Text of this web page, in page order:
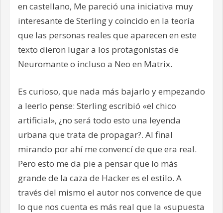
en castellano, Me pareció una iniciativa muy
interesante de Sterling y coincido en la teoría
que las personas reales que aparecen en este
texto dieron lugar a los protagonistas de
Neuromante o incluso a Neo en Matrix.
Es curioso, que nada más bajarlo y empezando
a leerlo pense: Sterling escribió «el chico
artificial», ¿no será todo esto una leyenda
urbana que trata de propagar?. Al final
mirando por ahí me convencí de que era real.
Pero esto me da pie a pensar que lo más
grande de la caza de Hacker es el estilo. A
través del mismo el autor nos convence de que
lo que nos cuenta es más real que la «supuesta